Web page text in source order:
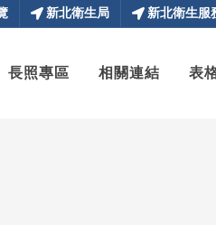
新北衛生局 新北衛生服
長照專區 相關連結 表